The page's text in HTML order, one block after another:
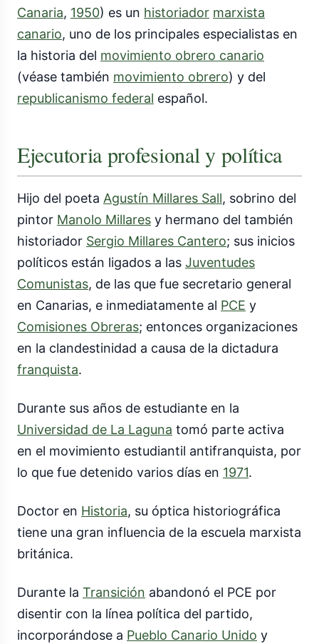
Canaria, 1950) es un historiador marxista
canario, uno de los principales especialistas en
la historia del movimiento obrero canario
(véase también movimiento obrero) y del
republicanismo federal español.
Ejecutoria profesional y política
Hijo del poeta Agustín Millares Sall, sobrino del
pintor Manolo Millares y hermano del también
historiador Sergio Millares Cantero; sus inicios
políticos están ligados a las Juventudes
Comunistas, de las que fue secretario general
en Canarias, e inmediatamente al PCE y
Comisiones Obreras; entonces organizaciones
en la clandestinidad a causa de la dictadura
franquista.
Durante sus años de estudiante en la
Universidad de La Laguna tomó parte activa
en el movimiento estudiantil antifranquista, por
lo que fue detenido varios días en 1971.
Doctor en Historia, su óptica historiográfica
tiene una gran influencia de la escuela marxista
británica.
Durante la Transición abandonó el PCE por
disentir con la línea política del partido,
incorporándose a Pueblo Canario Unido y